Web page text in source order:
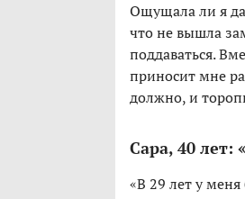
Ощущала ли я
что не вышла
поддаваться.
приносит мне
должно, и
Сара, 40 лет:
«В 29 лет у